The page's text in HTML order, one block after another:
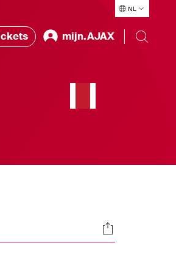
NL
mijn.AJAX
Socials